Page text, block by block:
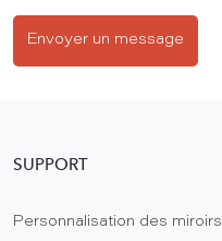
Envoyer un message
SUPPORT
Personnalisation des miroirs